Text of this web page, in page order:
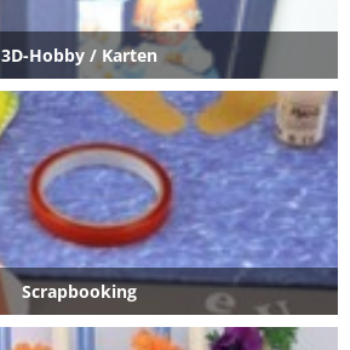
Scrapbooking
3D-Hobby / Karten